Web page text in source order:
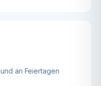
an Feiertagen